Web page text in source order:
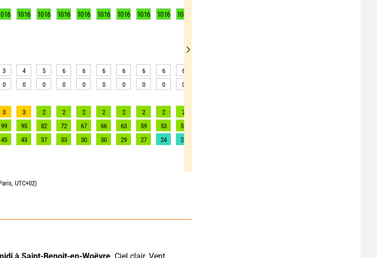
1016 1016 1016 1016 1016 1016 1016 1016 1016
3 4 5 6 6 6 6 6 6 6
0 0 0 0 0 0 0 0 0 0
3 3 2 2 2 2 2 2 2 2
99 95 82 72 67 66 63 59 53 52
45 43 37 33 30 30 29 27 24 24
UTC+02)